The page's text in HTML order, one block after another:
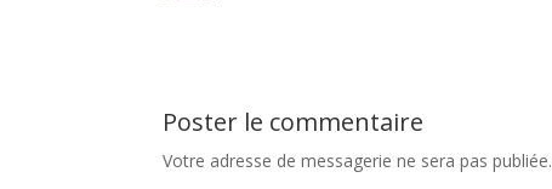
Poster le commentaire
Votre adresse de messagerie ne sera pas publiée.